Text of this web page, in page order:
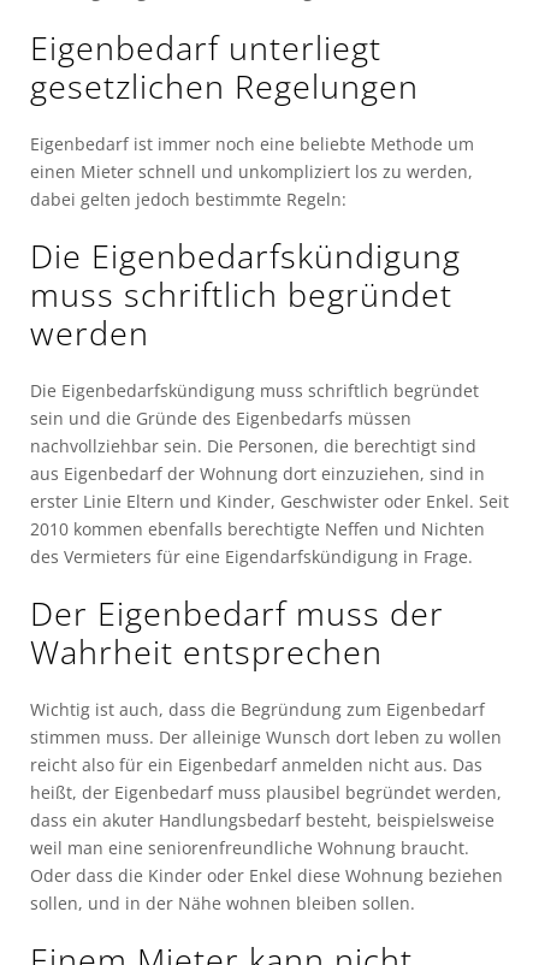
Eigenbedarf unterliegt
gesetzlichen Regelungen
Eigenbedarf ist immer noch eine beliebte Methode um
einen Mieter schnell und unkompliziert los zu werden,
dabei gelten jedoch bestimmte Regeln:
Die Eigenbedarfskündigung
muss schriftlich begründet
werden
Die Eigenbedarfskündigung muss schriftlich begründet
sein und die Gründe des Eigenbedarfs müssen
nachvollziehbar sein. Die Personen, die berechtigt sind
aus Eigenbedarf der Wohnung dort einzuziehen, sind in
erster Linie Eltern und Kinder, Geschwister oder Enkel. Seit
2010 kommen ebenfalls berechtigte Neffen und Nichten
des Vermieters für eine Eigendarfskündigung in Frage.
Der Eigenbedarf muss der
Wahrheit entsprechen
Wichtig ist auch, dass die Begründung zum Eigenbedarf
stimmen muss. Der alleinige Wunsch dort leben zu wollen
reicht also für ein Eigenbedarf anmelden nicht aus. Das
heißt, der Eigenbedarf muss plausibel begründet werden,
dass ein akuter Handlungsbedarf besteht, beispielsweise
weil man eine seniorenfreundliche Wohnung braucht.
Oder dass die Kinder oder Enkel diese Wohnung beziehen
sollen, und in der Nähe wohnen bleiben sollen.